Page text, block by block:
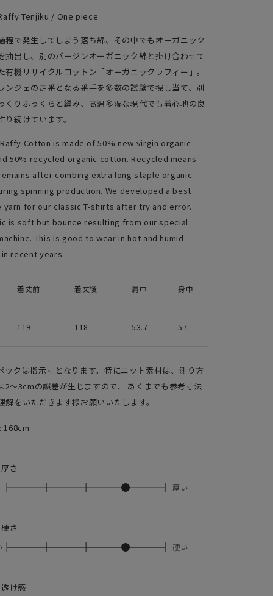
Tenjiku / One piece
程で発生してしまう落ち綿、その中でもオーガニック
抽出し、別のバージンオーガニック綿と掛け合わせて
有機リサイクルコットン「オーガニックラフィー」。
ンジェの定番となる番手を多数の試験で探し当て、別
くりふっくらと編み、高温多湿な現代でも着心地の良
り続けています。
Cotton is made of 50% new virgin organic
50% recycled organic cotton. Recycled means
after combing extra long staple organic
spinning production. We developed a best
yarn for our classic T-shirts after try and error.
is soft but bounce resulting from our special
This is good to wear in hot and humid
recent years.
着丈前 着丈後 肩巾 身巾
119 118 53.7 57
ックは指示寸となります。特にニット素材は、測り方
2～3cmの誤差が生じますので、 あくまでも参考寸法
解をいただきます様お願いいたします。
168cm
さ
厚い
さ
硬い
け感